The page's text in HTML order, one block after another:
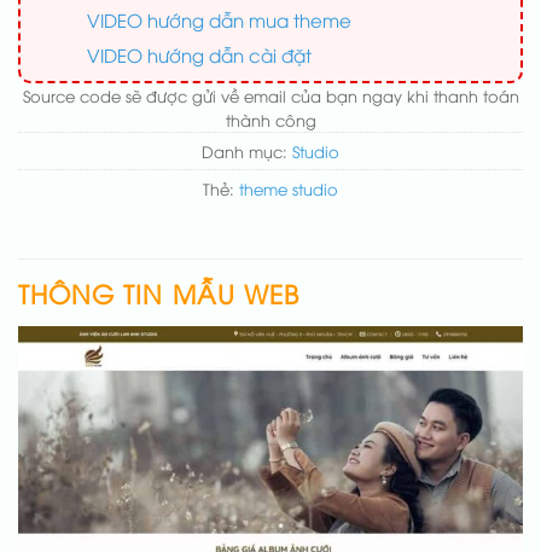
VIDEO hướng dẫn mua theme
VIDEO hướng dẫn cài đặt
Source code sẽ được gửi về email của bạn ngay khi thanh toán
thành công
Danh mục: Studio
Thẻ: theme studio
THÔNG TIN MẪU WEB